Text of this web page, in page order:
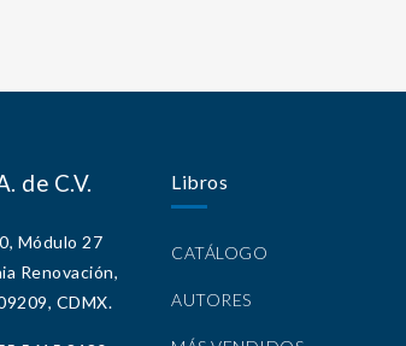
de C.V.
Módulo 27
Renovación,
CDMX.
Libros
CATÁLOGO
AUTORES